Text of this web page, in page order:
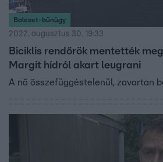
Baleset-bűnügy
2022. augusztus 30. 19:33
Biciklis rendőrök mentették
Margit hídról akart leugrani
A nő összefüggéstelenül, zavartan